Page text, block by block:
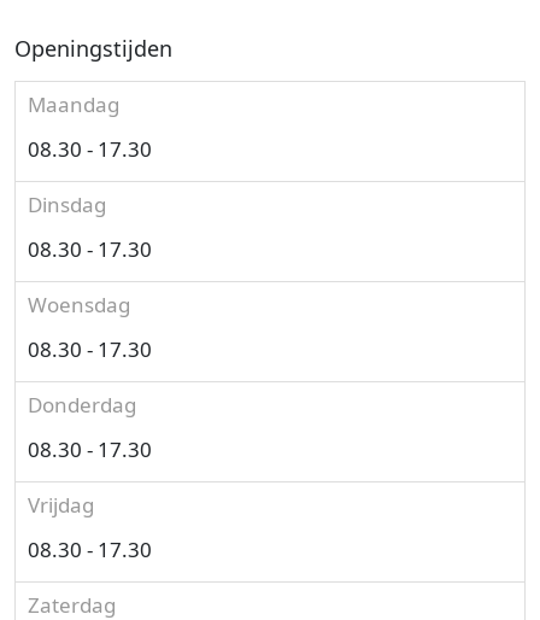
Openingstijden
Maandag
08.30 - 17.30
Dinsdag
08.30 - 17.30
Woensdag
08.30 - 17.30
Donderdag
08.30 - 17.30
Vrijdag
08.30 - 17.30
Zaterdag